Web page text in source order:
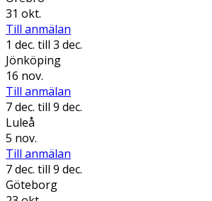
31 okt.
Till anmälan
1 dec. till 3 dec.
Jönköping
16 nov.
Till anmälan
7 dec. till 9 dec.
Luleå
5 nov.
Till anmälan
7 dec. till 9 dec.
Göteborg